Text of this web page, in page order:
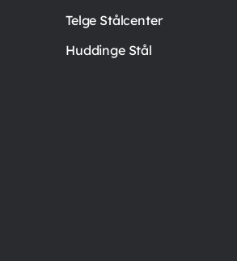
Telge Stålcenter
Huddinge Stål